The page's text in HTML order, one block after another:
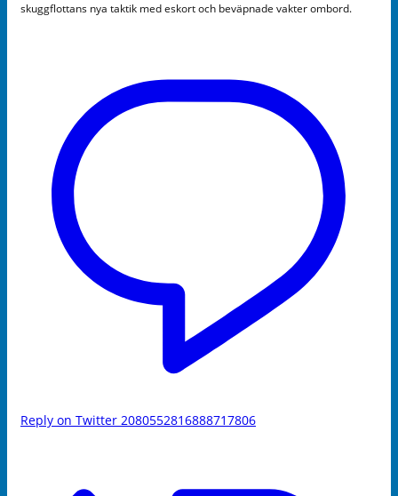
skuggflottans nya taktik med eskort och beväpnade vakter ombord.
Reply on Twitter 2080552816888717806